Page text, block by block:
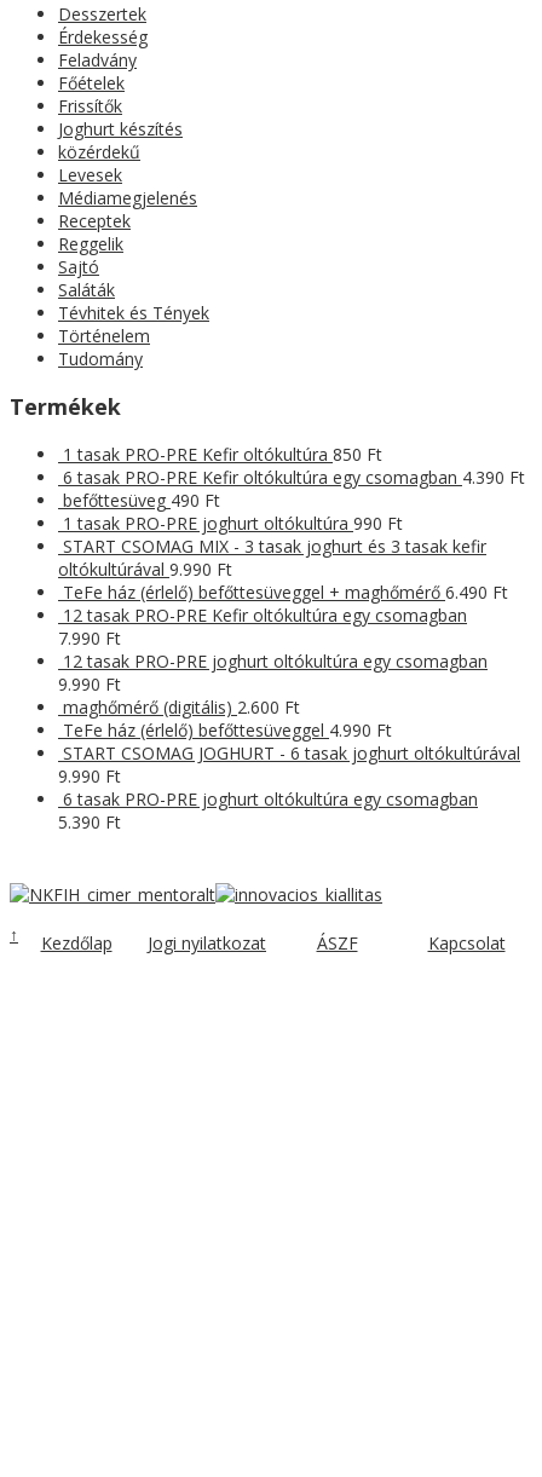
Desszertek
Érdekesség
Feladvány
Főételek
Frissítők
Joghurt készítés
közérdekű
Levesek
Médiamegjelenés
Receptek
Reggelik
Sajtó
Saláták
Tévhitek és Tények
Történelem
Tudomány
Termékek
1 tasak PRO-PRE Kefir oltókultúra 850 Ft
6 tasak PRO-PRE Kefir oltókultúra egy csomagban 4.390 Ft
befőttesüveg 490 Ft
1 tasak PRO-PRE joghurt oltókultúra 990 Ft
START CSOMAG MIX - 3 tasak joghurt és 3 tasak kefir
oltókultúrával 9.990 Ft
TeFe ház (érlelő) befőttesüveggel + maghőmérő 6.490 Ft
12 tasak PRO-PRE Kefir oltókultúra egy csomagban
7.990 Ft
12 tasak PRO-PRE joghurt oltókultúra egy csomagban
9.990 Ft
maghőmérő (digitális) 2.600 Ft
TeFe ház (érlelő) befőttesüveggel 4.990 Ft
START CSOMAG JOGHURT - 6 tasak joghurt oltókultúrával
9.990 Ft
6 tasak PRO-PRE joghurt oltókultúra egy csomagban
5.390 Ft
↑ Kezdőlap Jogi nyilatkozat ÁSZF Kapcsolat